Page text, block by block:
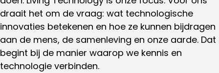
draait het om de vraag: wat technologische
innovaties betekenen en hoe ze kunnen bijdragen
aan de mens, de samenleving en onze aarde. Dat
begint bij de manier waarop we kennis en
technologie verbinden.